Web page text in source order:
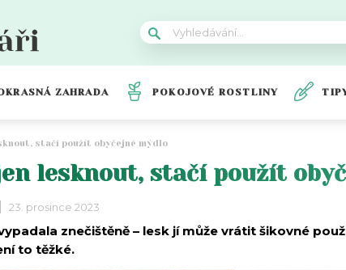
ZAHRADA POKOJOVÉ ROSTLINY
stačí použít obyčejné mýdlo
lesknout, stačí použít
23. prosince 2023
znečištěně – lesk jí může vrátit šikovné
to těžké.